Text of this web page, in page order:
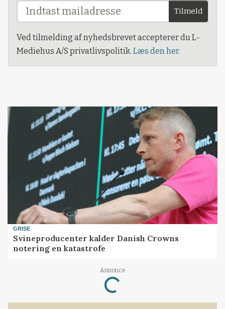
Tilmeld
Ved tilmelding af nyhedsbrevet accepterer du L-
Mediehus A/S privatlivspolitik. Læs den her.
GRISE
Svineproducenter kalder Danish Crowns
notering en katastrofe
Annonce
Loading...